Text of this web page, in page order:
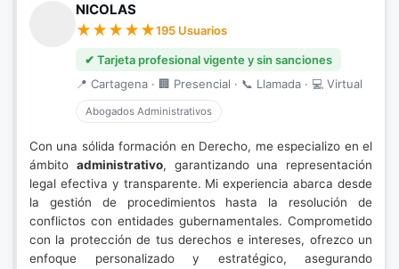
NICOLAS
195 Usuarios
✔ Tarjeta profesional vigente y sin sanciones
📍 Cartagena · 🏢 Presencial · 📞 Llamada · 💻 Virtual
Abogados Administrativos
Con una sólida formación en Derecho, me especializo en el
ámbito administrativo, garantizando una representación
legal efectiva y transparente. Mi experiencia abarca desde
la gestión de procedimientos hasta la resolución de
conflictos con entidades gubernamentales. Comprometido
con la protección de tus derechos e intereses, ofrezco un
enfoque personalizado y estratégico, asegurando